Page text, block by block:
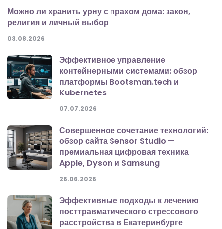
Можно ли хранить урну с прахом дома: закон,
религия и личный выбор
03.08.2026
Эффективное управление
контейнерными системами: обзор
платформы Bootsman.tech и
Kubernetes
07.07.2026
Совершенное сочетание технологий:
обзор сайта Sensor Studio —
премиальная цифровая техника
Apple, Dyson и Samsung
26.06.2026
Эффективные подходы к лечению
посттравматического стрессового
расстройства в Екатеринбурге